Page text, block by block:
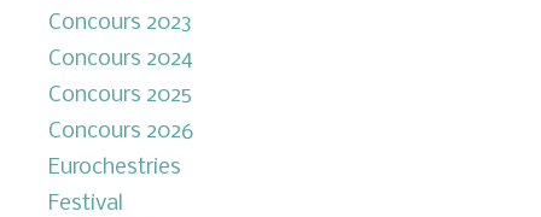
Concours 2023
Concours 2024
Concours 2025
Concours 2026
Eurochestries
Festival